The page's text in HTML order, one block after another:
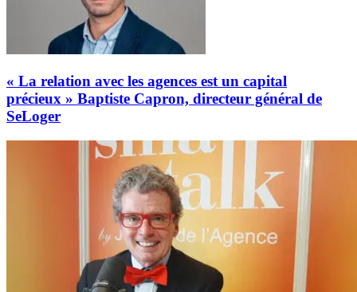
« La relation avec les agences est un capital
précieux » Baptiste Capron, directeur général de
SeLoger